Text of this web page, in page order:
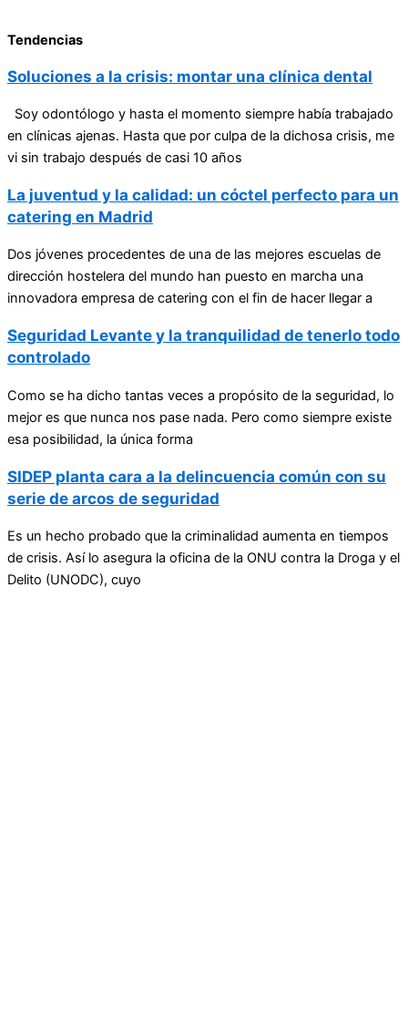
Tendencias
Soluciones a la crisis: montar una clínica dental
Soy odontólogo y hasta el momento siempre había trabajado
en clínicas ajenas. Hasta que por culpa de la dichosa crisis, me
vi sin trabajo después de casi 10 años
La juventud y la calidad: un cóctel perfecto para un
catering en Madrid
Dos jóvenes procedentes de una de las mejores escuelas de
dirección hostelera del mundo han puesto en marcha una
innovadora empresa de catering con el fin de hacer llegar a
Seguridad Levante y la tranquilidad de tenerlo todo
controlado
Como se ha dicho tantas veces a propósito de la seguridad, lo
mejor es que nunca nos pase nada. Pero como siempre existe
esa posibilidad, la única forma
SIDEP planta cara a la delincuencia común con su
serie de arcos de seguridad
Es un hecho probado que la criminalidad aumenta en tiempos
de crisis. Así lo asegura la oficina de la ONU contra la Droga y el
Delito (UNODC), cuyo